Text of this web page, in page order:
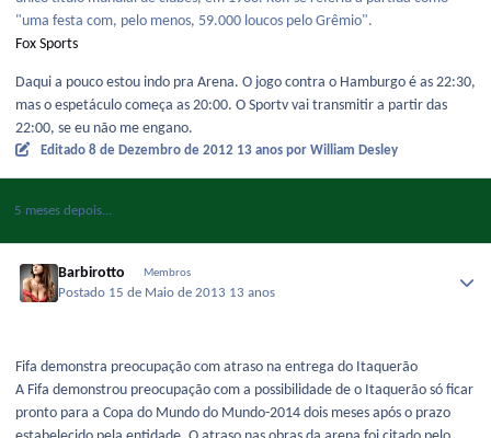
"uma festa com, pelo menos, 59.000 loucos pelo Grêmio".
Fox Sports
Daqui a pouco estou indo pra Arena. O jogo contra o Hamburgo é as 22:30,
mas o espetáculo começa as 20:00. O Sportv vai transmitir a partir das
22:00, se eu não me engano.
Editado 8 de Dezembro de 2012 13 anos por William Desley
5 meses depois...
Barbirotto Membros
Postado 15 de Maio de 2013 13 anos
Fifa demonstra preocupação com atraso na entrega do Itaquerão
A Fifa demonstrou preocupação com a possibilidade de o Itaquerão só ficar
pronto para a Copa do Mundo do Mundo-2014 dois meses após o prazo